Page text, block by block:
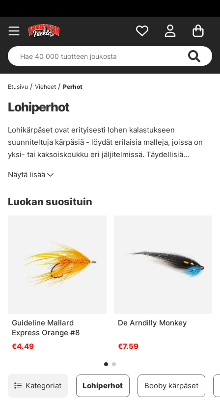
Etusivu Vieheet Perhot
Lohiperhot
Lohikärpäset ovat erityisesti lohen kalastukseen
suunniteltuja kärpäsiä - löydät erilaisia malleja, joissa on
yksi- tai kaksoiskoukku eri jäljitelmissä. Täydellisiä
Näytä lisää
Luokan suosituin
Guideline Mallard
Express Orange #8
€4.49
De Arndilly Monkey
€7.59
Kategoriat Booby kärpäset
Lohiperhot